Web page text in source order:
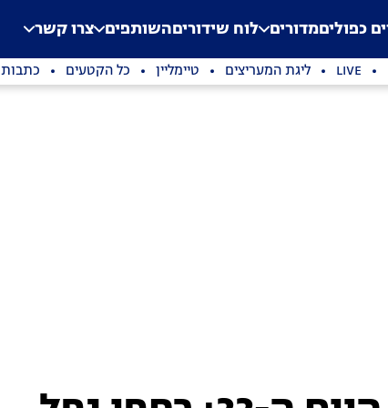
Application error: a
. כפוליםמדורים לוח שידוריםהשותפים צרו קשר
LIVE ליגת המעריצים טיימליין כל הקטעים כתבות